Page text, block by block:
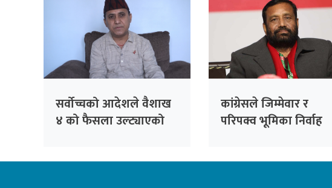
सर्वोच्चको आदेशले वैशाख
४ को फैसला उल्ट्याएको
कांग्रेसले जिम्मेवार र
परिपक्व भूमिका निर्वाह